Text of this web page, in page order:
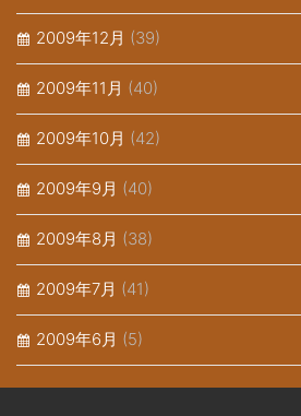
2009年12月 (39)
2009年11月 (40)
2009年10月 (42)
2009年9月 (40)
2009年8月 (38)
2009年7月 (41)
2009年6月 (5)